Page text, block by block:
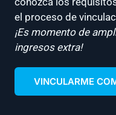
el proceso de
¡Es momento de
ingresos extra!
VINCULARME